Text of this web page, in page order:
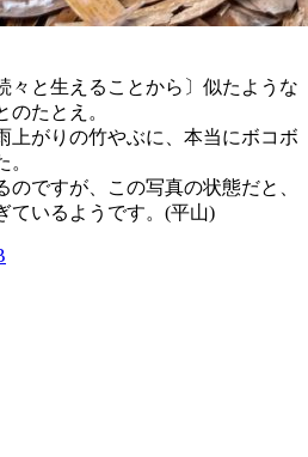
々と生えることから〕似たような
たとえ。
上がりの竹やぶに、本当にボコボ
ですが、この写真の状態だと、
ているようです。(平山)